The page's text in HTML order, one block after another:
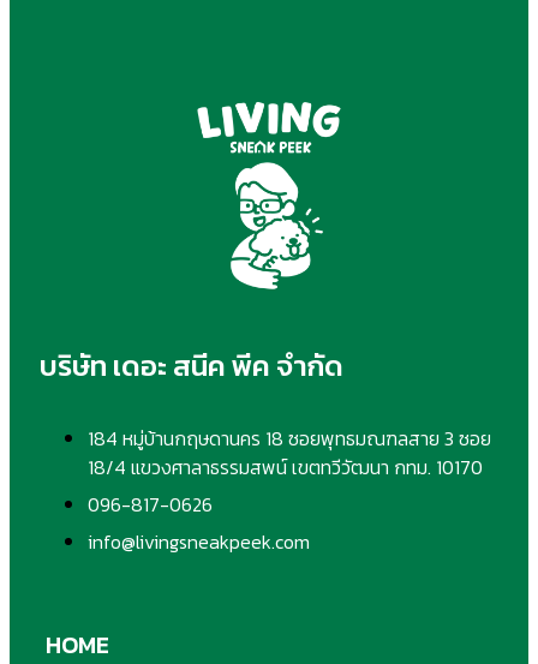
บริษัท เดอะ สนีค พีค จำกัด
184 หมู่บ้านกฤษดานคร 18 ซอยพุทธมณฑลสาย 3 ซอย
18/4 แขวงศาลาธรรมสพน์ เขตทวีวัฒนา กทม. 10170
096-817-0626
info@livingsneakpeek.com
HOME